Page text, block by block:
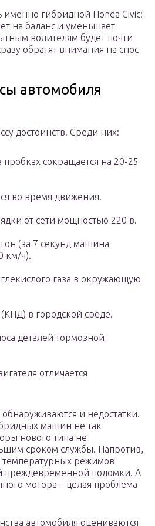
именно гибридной Honda Civic:
на баланс и уменьшает
водителям будет почти
обратят внимания на снос
автомобиля
достоинств. Среди них:
пробках сокращается на 20-25
во время движения.
от сети мощностью 220 в.
(за 7 секунд машина
км/ч).
газа в окружающую
в городской среде.
деталей тормозной
отличается
и недостатки.
машин не так
нового типа не
сроком службы. Напротив,
режимов
преждевременной поломки. А
мотора – целая проблема
автомобиля оцениваются